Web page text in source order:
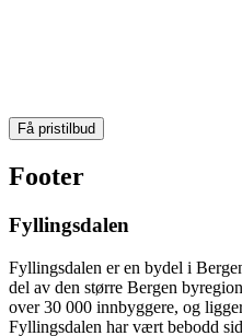
Få pristilbud
Footer
Fyllingsdalen
Fyllingsdalen er en bydel i
del av den større Bergen
over 30 000 innbyggere, og
Fyllingsdalen har vært bebodd